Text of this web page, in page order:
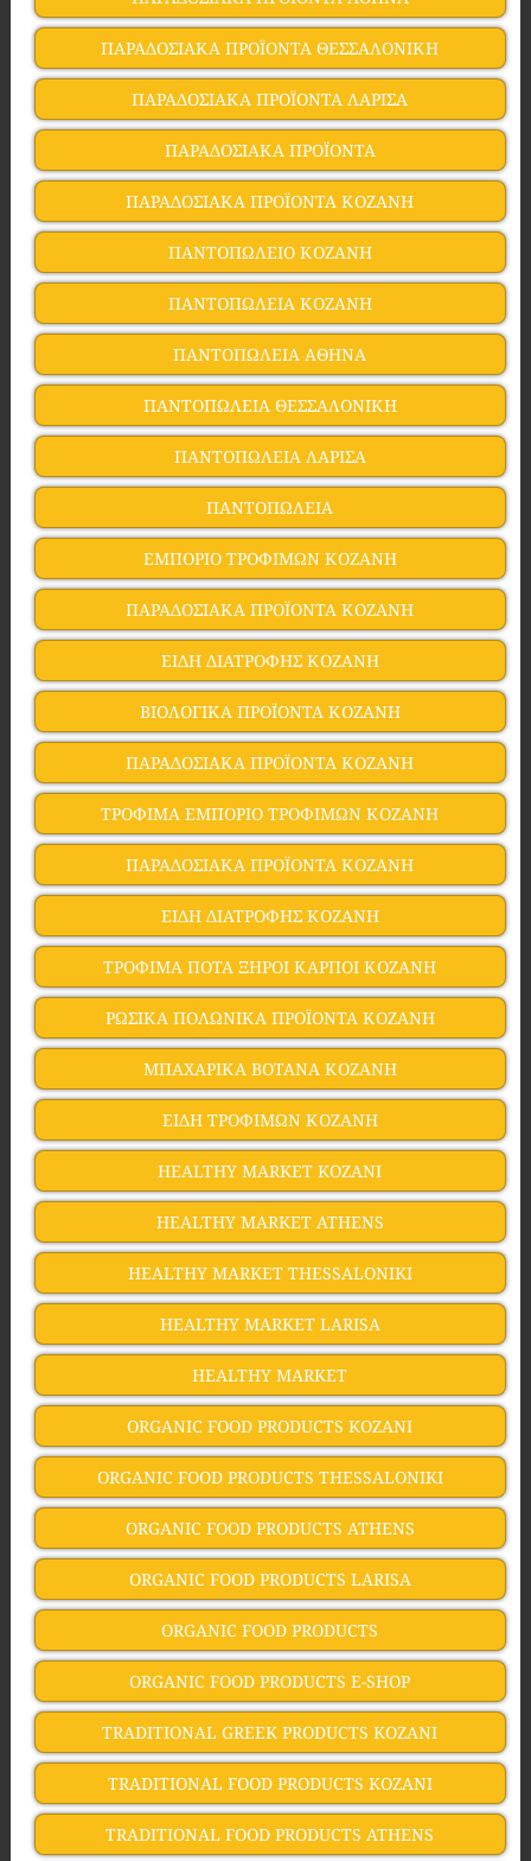
ΠΑΡΑΔΟΣΙΑΚΑ ΠΡΟΪΟΝΤΑ ΘΕΣΣΑΛΟΝΙΚΗ
ΠΑΡΑΔΟΣΙΑΚΑ ΠΡΟΪΟΝΤΑ ΛΑΡΙΣΑ
ΠΑΡΑΔΟΣΙΑΚΑ ΠΡΟΪΟΝΤΑ
ΠΑΡΑΔΟΣΙΑΚΑ ΠΡΟΪΟΝΤΑ ΚΟΖΑΝΗ
ΠΑΝΤΟΠΩΛΕΙΟ ΚΟΖΑΝΗ
ΠΑΝΤΟΠΩΛΕΙΑ ΚΟΖΑΝΗ
ΠΑΝΤΟΠΩΛΕΙΑ ΑΘΗΝΑ
ΠΑΝΤΟΠΩΛΕΙΑ ΘΕΣΣΑΛΟΝΙΚΗ
ΠΑΝΤΟΠΩΛΕΙΑ ΛΑΡΙΣΑ
ΠΑΝΤΟΠΩΛΕΙΑ
ΕΜΠΟΡΙΟ ΤΡΟΦΙΜΩΝ ΚΟΖΑΝΗ
ΠΑΡΑΔΟΣΙΑΚΑ ΠΡΟΪΟΝΤΑ ΚΟΖΑΝΗ
ΕΙΔΗ ΔΙΑΤΡΟΦΗΣ ΚΟΖΑΝΗ
ΒΙΟΛΟΓΙΚΑ ΠΡΟΪΟΝΤΑ ΚΟΖΑΝΗ
ΠΑΡΑΔΟΣΙΑΚΑ ΠΡΟΪΟΝΤΑ ΚΟΖΑΝΗ
ΤΡΟΦΙΜΑ ΕΜΠΟΡΙΟ ΤΡΟΦΙΜΩΝ ΚΟΖΑΝΗ
ΠΑΡΑΔΟΣΙΑΚΑ ΠΡΟΪΟΝΤΑ ΚΟΖΑΝΗ
ΕΙΔΗ ΔΙΑΤΡΟΦΗΣ ΚΟΖΑΝΗ
ΤΡΟΦΙΜΑ ΠΟΤΑ ΞΗΡΟΙ ΚΑΡΠΟΙ ΚΟΖΑΝΗ
ΡΩΣΙΚΑ ΠΟΛΩΝΙΚΑ ΠΡΟΪΟΝΤΑ ΚΟΖΑΝΗ
ΜΠΑΧΑΡΙΚΑ ΒΟΤΑΝΑ ΚΟΖΑΝΗ
ΕΙΔΗ ΤΡΟΦΙΜΩΝ ΚΟΖΑΝΗ
HEALTHY MARKET KOZANI
HEALTHY MARKET ATHENS
HEALTHY MARKET THESSALONIKI
HEALTHY MARKET LARISA
HEALTHY MARKET
ORGANIC FOOD PRODUCTS KOZANI
ORGANIC FOOD PRODUCTS THESSALONIKI
ORGANIC FOOD PRODUCTS ATHENS
ORGANIC FOOD PRODUCTS LARISA
ORGANIC FOOD PRODUCTS
ORGANIC FOOD PRODUCTS Ε-SHOP
TRADITIONAL GREEK PRODUCTS KOZANI
TRADITIONAL FOOD PRODUCTS KOZANI
TRADITIONAL FOOD PRODUCTS ATHENS